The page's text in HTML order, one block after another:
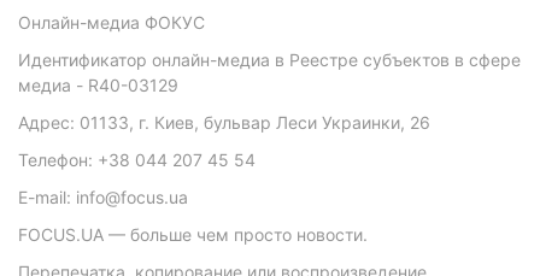
Онлайн-медиа ФОКУС
Идентификатор онлайн-медиа в Реестре субъектов в сфере
медиа - R40-03129
Адрес: 01133, г. Киев, бульвар Леси Украинки, 26
Телефон: +38 044 207 45 54
E-mail: info@focus.ua
FOCUS.UA — больше чем просто новости.
Перепечатка, копирование или воспроизведение